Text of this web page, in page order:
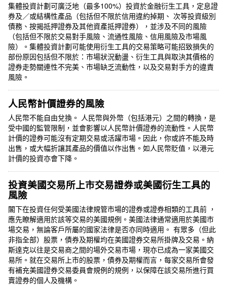
集體投資計劃可廣泛地（最多100%）投資於金融衍生工具，定息證
券及／或結構性產品（包括但不限於信用違約掉期、 次等投資級別
債務、按揭抵押證券及其他資產抵押證券），並涉及不同的風險
（包括但不限於交易對手風險、流通性風險、信用風險及市場風
險）。集體投資計劃可能使用衍生工具的交易策略可能招致損失的
部份原因包括但不限於：市場狀況動盪、衍生工具與取決其價格的
證券走勢關連性不完美、市場缺乏流動性，以及交易對手方的違責
風險。
人民幣計價證券的風險
人民幣不能自由兌換。 人民幣與外幣（包括港元）之間的轉換，是
受中國的監管限制，並會影響以人民幣計價證券的流動性。人民幣
計價的證券可能沒有定期交易或活躍市場。因此，你或許不能及時
出售，或大幅折讓其產品的價值以作出售。如人民幣貶值，以港元
計價的投資亦會下降。
投資美國交易所上市交易證券或美國衍生工具的
風險
閣下在投資任何受美國法律規管市場的證券或證券相類的工具前 ，
應先瞭解適用於該等交易的美國規例。美國法律通常適用於美國市
場交易，無論客戶所屬的國家法律是否亦同時適用。 有眾多（但此
非指全部）股票，債券及期權均在美國證券交易所掛牌及交易。納
斯達克以往是交易商之間的場外交易市場，現亦已成為一家美國交
易所。就在交易所上市的股票，債券及期權而言，每家交易所會發
有補充美國證券交易委員會規例的規例，以保障在該交易所進行買
賣證券的個人及機構。